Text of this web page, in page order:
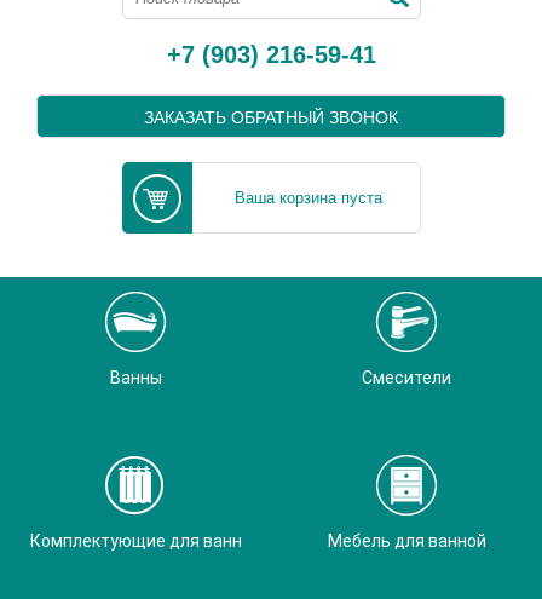
+7 (903) 216-59-41
ЗАКАЗАТЬ ОБРАТНЫЙ ЗВОНОК
Ваша корзина пуста
Ванны Смесители
Комплектующие для ванн Мебель для ванной